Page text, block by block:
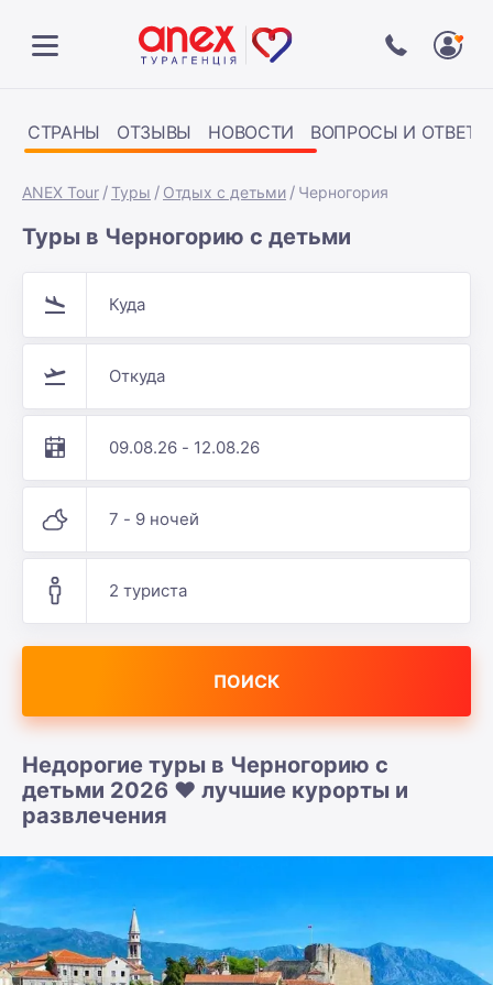
СТРАНЫ ОТЗЫВЫ НОВОСТИ ВОПРОСЫ И ОТВЕТЫ
ANEX Tour Туры Отдых с детьми Черногория
Туры в Черногорию с детьми
Куда
Откуда
09.08.26 - 12.08.26
7 - 9 ночей
2 туриста
ПОИСК
Недорогие туры в Черногорию с
детьми 2026 ❤️ лучшие курорты и
развлечения